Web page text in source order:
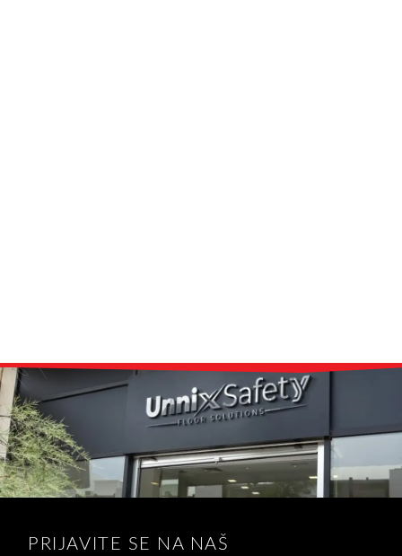
PRIJAVITE SE NA NAŠ